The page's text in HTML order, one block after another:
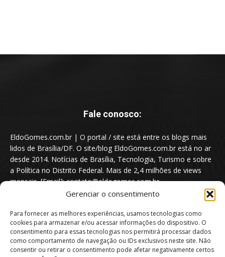
Gerenciar o consentimento
Para fornecer as melhores experiências, usamos tecnologias como
cookies para armazenar e/ou acessar informações do dispositivo. O
consentimento para essas tecnologias nos permitirá processar dados
como comportamento de navegação ou IDs exclusivos neste site. Não
consentir ou retirar o consentimento pode afetar negativamente certos
Fale conosco:
EldoGomes.com.br | O portal / site está entre os blogs mais
lidos de Brasília/DF. O site/blog EldoGomes.com.br está no ar
desde 2014. Notícias de Brasília, Tecnologia, Turismo e sobre
a Política no Distrito Federal. Mais de 2,4 milhões de views
mensais. [Email]: contato@eldogomes.com.br